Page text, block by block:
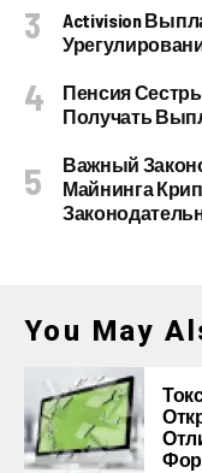
Activision
Пенсия
Получать
Важный
Майнинга
You May